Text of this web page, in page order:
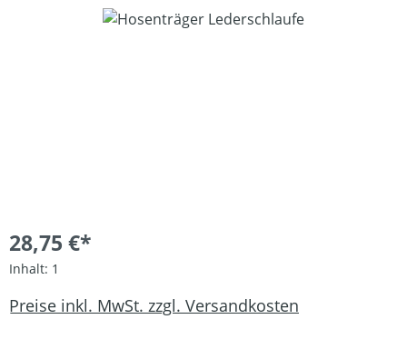
Bildergalerie überspringen
28,75 €*
Inhalt: 1
Preise inkl. MwSt. zzgl. Versandkosten